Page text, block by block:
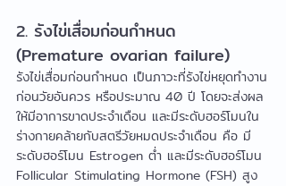
2. รังไข่เสื่อมก่อนกำหนด
(Premature ovarian failure)
รังไข่เสื่อมก่อนกำหนด เป็นภาวะที่รังไข่หยุดทำงาน
ก่อนวัยอันควร หรือประมาณ 40 ปี โดยจะส่งผล
ให้มีอาการขาดประจำเดือน และมีระดับฮอร์โมนใน
ร่างกายคล้ายกับสตรีวัยหมดประจำเดือน คือ มี
ระดับฮอร์โมน Estrogen ต่ำ และมีระดับฮอร์โมน
Follicular Stimulating Hormone (FSH) สูง